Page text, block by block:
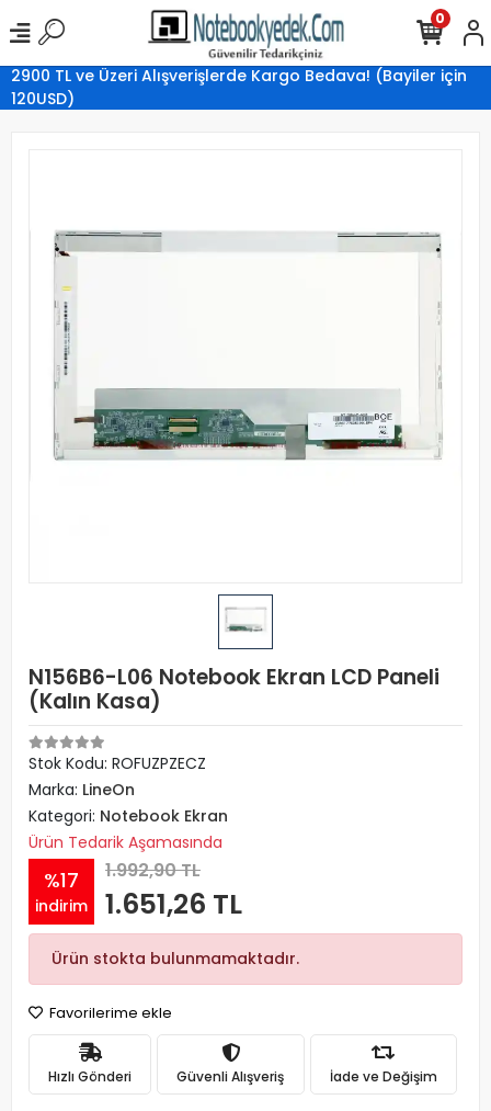
2900 TL ve Üzeri Alışverişlerde Kargo Bedava! (Bayiler için
120USD)
0
N156B6-L06 Notebook Ekran LCD Paneli
(Kalın Kasa)
Stok Kodu: ROFUZPZECZ
Marka: LineOn
Kategori: Notebook Ekran
Ürün Tedarik Aşamasında
%17
indirim
1.992,90 TL
1.651,26 TL
Ürün stokta bulunmamaktadır.
Favorilerime ekle
Hızlı Gönderi Güvenli Alışveriş İade ve Değişim